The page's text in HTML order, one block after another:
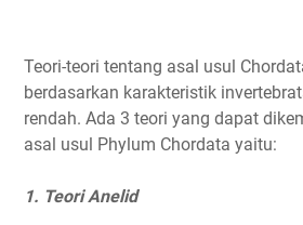
Teori-teori tentang asal usul
berdasarkan karakteristik
rendah. Ada 3 teori yang dapat
asal usul Phylum Chordata yaitu:
1. Teori Anelid